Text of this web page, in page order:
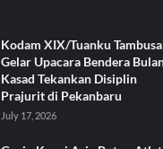
Kodam XIX/Tuanku
Gelar Upacara Bendera
Kasad Tekankan Disiplin
Prajurit di Pekanbaru
July 17, 2026